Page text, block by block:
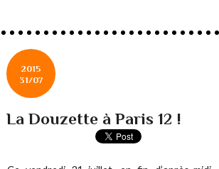
2015
31/07
La Douzette à Paris 12 !